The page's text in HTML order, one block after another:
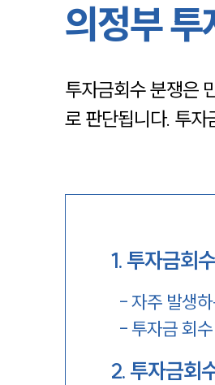
의정부
투자금회수 분쟁은
로 판단됩니다. 투자
1. 투자금회
-자주 발생
- 투자금 회
2. 투자금회